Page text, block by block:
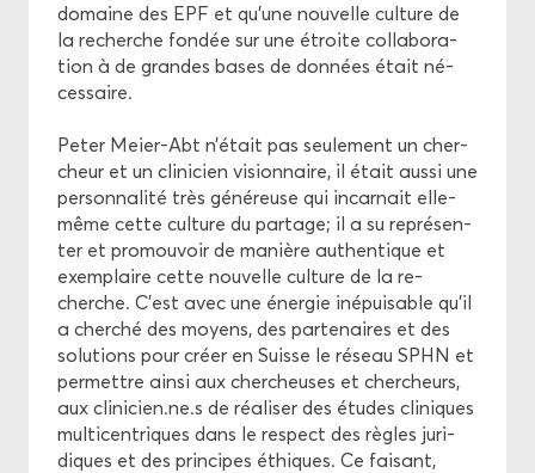
do­maine des EPF et qu’une nou­velle culture de
la re­cherche fon­dée sur une étroite col­la­bo­ra­
tion à de grandes bases de don­nées était né­
ces­saire.
Peter Meier-​Abt n’était pas seule­ment un cher­
cheur et un cli­ni­cien vi­sion­naire, il était aussi une
per­son­na­li­té très gé­né­reuse qui in­car­nait elle-​
même cette culture du par­tage; il a su re­pré­sen­
ter et pro­mou­voir de ma­nière au­then­tique et
exem­plaire cette nou­velle culture de la re­
cherche. C'est avec une éner­gie in­épui­sable qu’il
a cher­ché des moyens, des par­te­naires et des
so­lu­tions pour créer en Suisse le ré­seau SPHN et
per­mettre ainsi aux cher­cheuses et cher­cheurs,
aux cli­ni­cien.ne.s de réa­li­ser des études cli­niques
mul­ti­cen­triques dans le res­pect des règles ju­ri­
diques et des prin­cipes éthiques. Ce fai­sant,